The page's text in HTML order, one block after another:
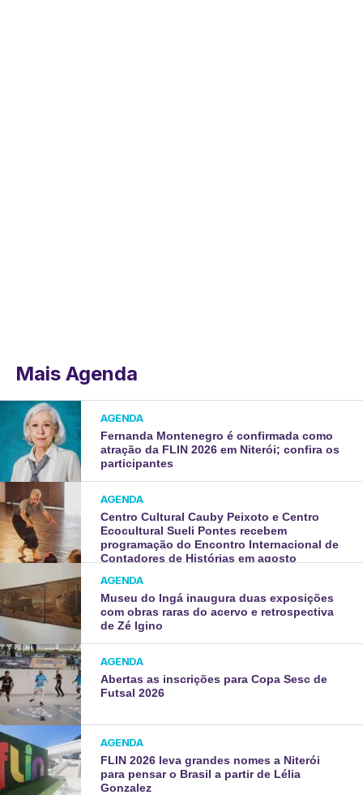
Mais Agenda
AGENDA
Fernanda Montenegro é confirmada como
atração da FLIN 2026 em Niterói; confira os
participantes
AGENDA
Centro Cultural Cauby Peixoto e Centro
Ecocultural Sueli Pontes recebem
programação do Encontro Internacional de
Contadores de Histórias em agosto
AGENDA
Museu do Ingá inaugura duas exposições
com obras raras do acervo e retrospectiva
de Zé Igino
AGENDA
Abertas as inscrições para Copa Sesc de
Futsal 2026
AGENDA
FLIN 2026 leva grandes nomes a Niterói
para pensar o Brasil a partir de Lélia
Gonzalez